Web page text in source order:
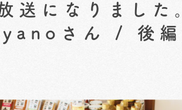
送になりました
さん / 後編